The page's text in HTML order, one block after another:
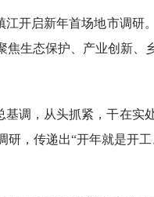
江开启新年首场地市调研
焦生态保护、产业创新、
调，从头抓紧，干在实
研，传递出“开年就是开